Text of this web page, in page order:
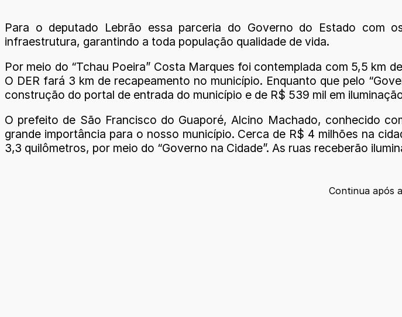
Para o deputado Lebrão essa parceria do Governo do Estado com
infraestrutura, garantindo a toda população qualidade de vida.
Por meio do “Tchau Poeira” Costa Marques foi contemplada com 5,5 km
O DER fará 3 km de recapeamento no município. Enquanto que pelo
construção do portal de entrada do município e de R$ 539 mil em
O prefeito de São Francisco do Guaporé, Alcino Machado, conhecido
grande importância para o nosso município. Cerca de R$ 4 milhões na
3,3 quilômetros, por meio do “Governo na Cidade”. As ruas receberão
Continua após